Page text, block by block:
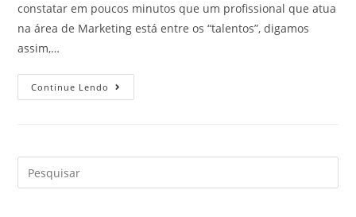
constatar em poucos minutos que um profissional que atua
na área de Marketing está entre os “talentos”, digamos
assim,…
Continue Lendo